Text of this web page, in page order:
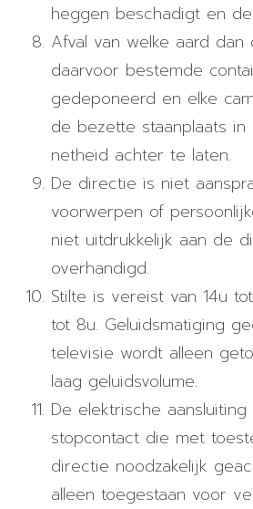
heggen beschadigt en
Afval van welke aard
daarvoor bestemde
gedeponeerd en elke
de bezette staanplaats
netheid achter te laten.
De directie is niet
voorwerpen of
niet uitdrukkelijk aan de
overhandigd.
Stilte is vereist van 14u
tot 8u. Geluidsmatiging
televisie wordt alleen
laag geluidsvolume.
De elektrische
stopcontact die met
directie noodzakelijk
alleen toegestaan ​​voor